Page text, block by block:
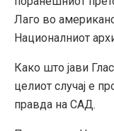
Лаго во
Националниот
Како што јави
целиот случај е
правда на САД.